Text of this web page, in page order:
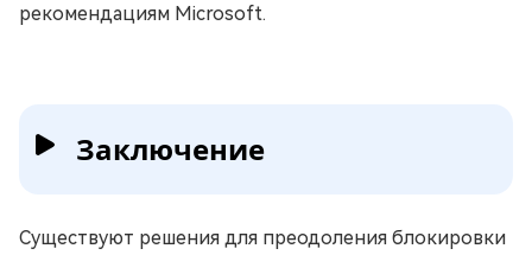
рекомендациям Microsoft.
Заключение
Существуют решения для преодоления блокировки